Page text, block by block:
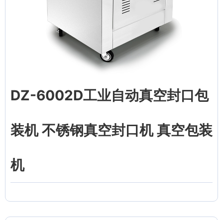
DZ-6002D工业自动真空封口包
装机 不锈钢真空封口机 真空包装
机